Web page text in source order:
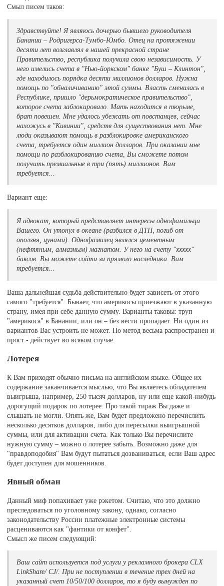
Смыл писем таков:
Здравствуйте! Я являюсь дочерью бывшего руководителя
Банании – Родригерса-Тумбо-Юмбо. Отец на протяжении
десяти лет возглавлял в нашей прекрасной стране
Правительство, республика получила свою независимость. У
него имелись счета в "Нью-йоркском" банке "Буш – Клинтон",
где находилось порядка десяти миллионов долларов. Нужна
помощь по "обналичиванию" этой суммы. Власть сменилась в
Республике, пришло "дерьмократическое правительство",
которое счета заблокировало. Мать находится в тюрьме,
брат повешен. Мне удалось убежать от повстанцев, сейчас
нахожусь в "Кивинии", средств для существования нет. Мне
люди оказывают помощь в разблокировке американского
счета, требуется один миллион долларов. При оказании мне
помощи по разблокированию счета, Вы сможете потом
получить премиальные в три (пять) миллионов. Вам
требуется...
Вариант еще:
Я адвокат, который представляет интересы однофамильца
Вашего. Он утонул в океане (разбился в ДТП, погиб от
оползня, цунами). Однофамилец являлся цементным
(нефтяным, алмазным) магнатом. У него на счету "ххххх"
баксов. Вы можете сойти за прямого наследника. Вам
требуется...
Ваша дальнейшая судьба действительно будет зависеть от этого
самого "требуется". Бывает, что америкосы приезжают в указанную
страну, имея при себе данную сумму. Варианты таковы: труп
"америкоса" в Банании, или он – без вести пропадает. Ни один из
вариантов Вас устроить не может. Но метод весьма распространен и
прост - действует во всяком случае.
Лотерея
К Вам приходят обычно письма на английском языке. Общее их
содержание заканчивается мыслью, что Вы являетесь обладателем
выигрыша, например, 250 тысяч долларов, ну или еще какой-нибудь
дорогущий подарок по лотерее. Про такой тираж Вы даже и
слышать не могли. Опять же, Вам будет предложено перечислить
несколько десятков долларов, либо для пересылки выигрышной
суммы, или для активации счета. Как только Вы перечислите
нужную сумму – можно о лотерее забыть. Возможно даже для
"правдоподобия" Вам будут пытаться дозваниваться, если Ваш адрес
будет доступен для мошенников.
Явный обман
Данный миф попахивает уже рэкетом. Считаю, что это должно
преследоваться по уголовному закону, однако, согласно
законодательству России платежные электронные системы
расцениваются как "фантики от конфет".
Смысл же писем следующий:
Ваш сайт используется под услуги у рекламного брокера CLX
LinkShare/ CJ/. При не поступлении в течение трех дней на
указанный счет 10/50/100 долларов, то я буду вынужден по